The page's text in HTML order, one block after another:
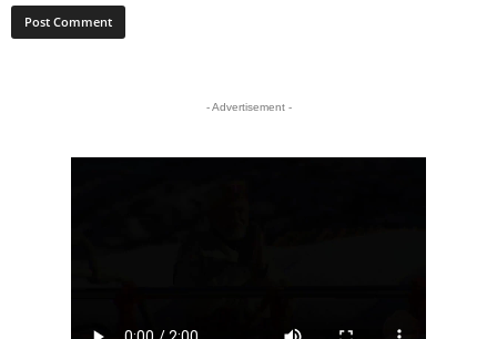
- Advertisement -